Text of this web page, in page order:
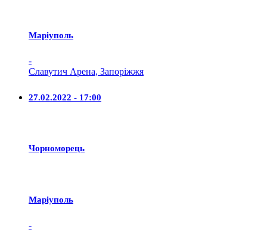
Маріуполь
-
Славутич Арена, Запоріжжя
27.02.2022 - 17:00
Чорноморець
Маріуполь
-